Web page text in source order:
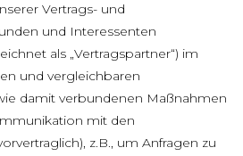
Vertrags- und
und Interessenten
als „Vertragspartner“) im
und vergleichbaren
damit verbundenen Maßnahmen
mit den
z.B., um Anfragen zu